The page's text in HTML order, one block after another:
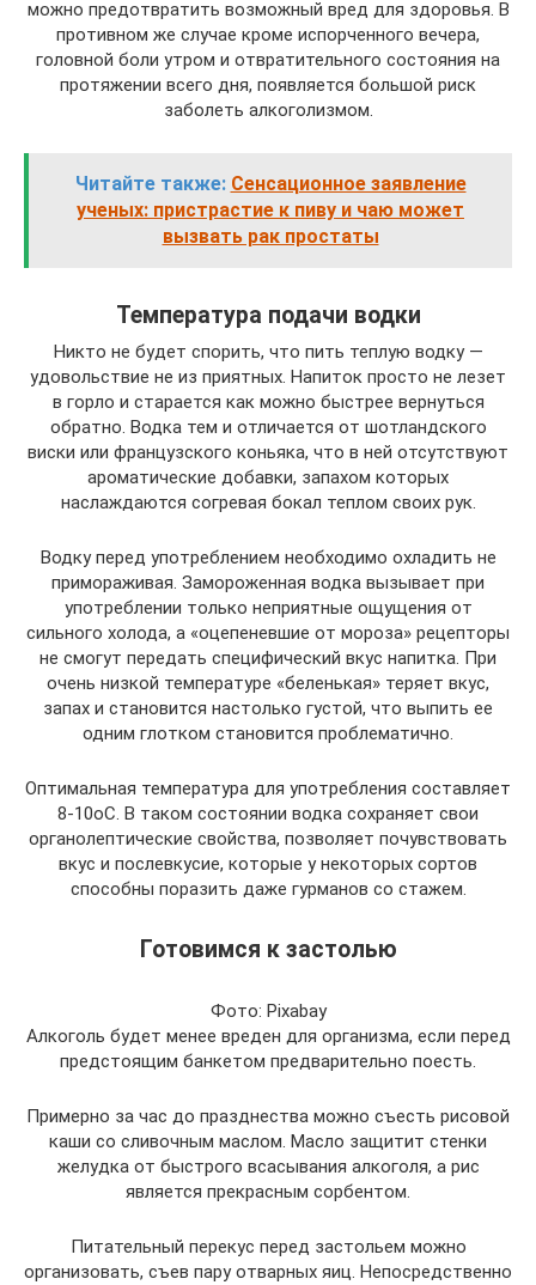
можно предотвратить возможный вред для здоровья. В
противном же случае кроме испорченного вечера,
головной боли утром и отвратительного состояния на
протяжении всего дня, появляется большой риск
заболеть алкоголизмом.
Читайте также: Сенсационное заявление
ученых: пристрастие к пиву и чаю может
вызвать рак простаты
Температура подачи водки
Никто не будет спорить, что пить теплую водку —
удовольствие не из приятных. Напиток просто не лезет
в горло и старается как можно быстрее вернуться
обратно. Водка тем и отличается от шотландского
виски или французского коньяка, что в ней отсутствуют
ароматические добавки, запахом которых
наслаждаются согревая бокал теплом своих рук.
Водку перед употреблением необходимо охладить не
примораживая. Замороженная водка вызывает при
употреблении только неприятные ощущения от
сильного холода, а «оцепеневшие от мороза» рецепторы
не смогут передать специфический вкус напитка. При
очень низкой температуре «беленькая» теряет вкус,
запах и становится настолько густой, что выпить ее
одним глотком становится проблематично.
Оптимальная температура для употребления составляет
8-10оС. В таком состоянии водка сохраняет свои
органолептические свойства, позволяет почувствовать
вкус и послевкусие, которые у некоторых сортов
способны поразить даже гурманов со стажем.
Готовимся к застолью
Фото: Pixabay
Алкоголь будет менее вреден для организма, если перед
предстоящим банкетом предварительно поесть.
Примерно за час до празднества можно съесть рисовой
каши со сливочным маслом. Масло защитит стенки
желудка от быстрого всасывания алкоголя, а рис
является прекрасным сорбентом.
Питательный перекус перед застольем можно
организовать, съев пару отварных яиц. Непосредственно